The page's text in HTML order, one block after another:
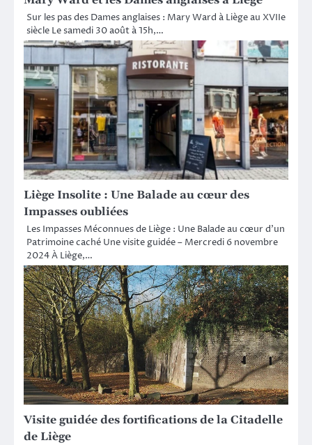
Sur les pas des Dames anglaises : Mary Ward à Liège au XVIIe
siècle Le samedi 30 août à 15h,…
Liège Insolite : Une Balade au cœur des
Impasses oubliées
Les Impasses Méconnues de Liège : Une Balade au cœur d’un
Patrimoine caché Une visite guidée – Mercredi 6 novembre
2024 À Liège,…
Visite guidée des fortifications de la Citadelle
de Liège